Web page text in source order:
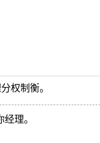
权制衡。
理。